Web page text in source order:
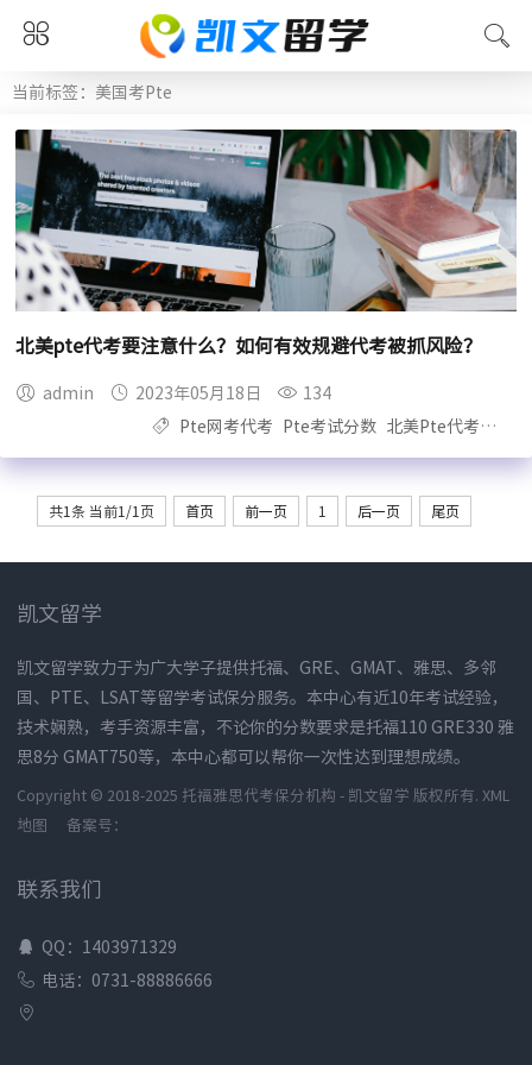
当前标签：美国考Pte
北美pte代考要注意什么？如何有效规避代考被抓风险？
admin 2023年05月18日
134
Pte网考代考
Pte考试分数 北美Pte代考 在美
共1条 当前1/1页 首页 前一页 1 后一页 尾页
凯文留学
凯文留学致力于为广大学子提供托福、GRE、GMAT、雅思、多邻
国、PTE、LSAT等留学考试保分服务。本中心有近10年考试经验，
技术娴熟，考手资源丰富，不论你的分数要求是托福110 GRE330 雅
思8分 GMAT750等，本中心都可以帮你一次性达到理想成绩。
Copyright © 2018-2025 托福雅思代考保分机构 - 凯文留学 版权所有. XML
地图
备案号：
联系我们
QQ：1403971329
电话：0731-88886666